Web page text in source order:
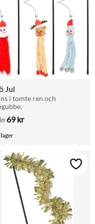
Jul
i tomte ren och
69kr
Lägg